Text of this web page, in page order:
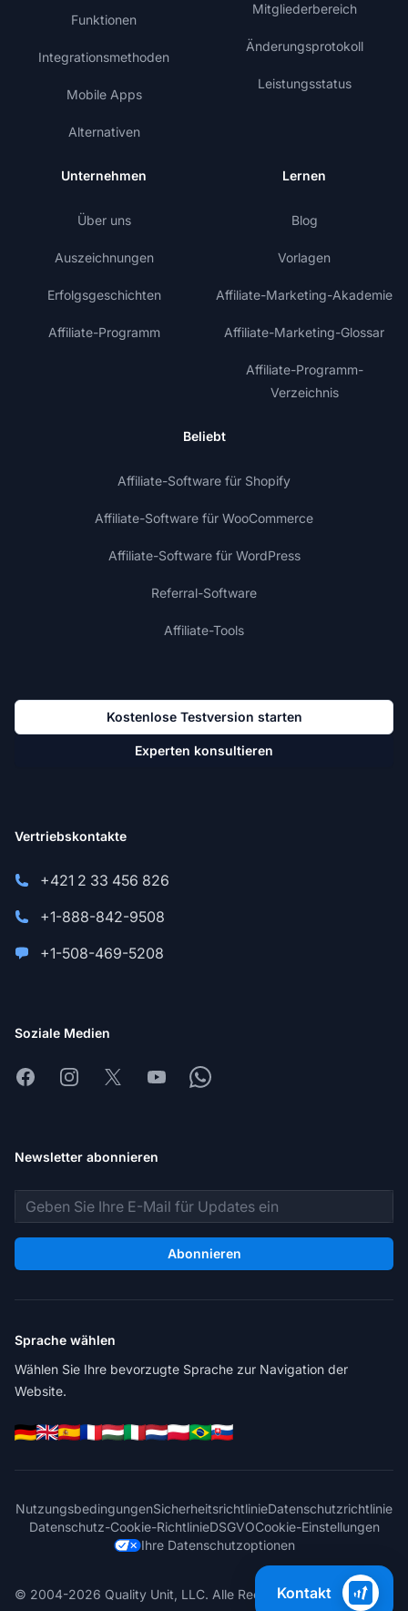
Funktionen
Integrationsmethoden
Mobile Apps
Alternativen
Mitgliederbereich
Änderungsprotokoll
Leistungsstatus
Unternehmen
Über uns
Auszeichnungen
Erfolgsgeschichten
Affiliate-Programm
Lernen
Blog
Vorlagen
Affiliate-Marketing-Akademie
Affiliate-Marketing-Glossar
Affiliate-Programm-
Verzeichnis
Beliebt
Affiliate-Software für Shopify
Affiliate-Software für WooCommerce
Affiliate-Software für WordPress
Referral-Software
Affiliate-Tools
Kostenlose Testversion starten
Experten konsultieren
Vertriebskontakte
+421 2 33 456 826
+1-888-842-9508
+1-508-469-5208
Soziale Medien
FacebookInstagram
X YoutubeWhatsapp
Newsletter abonnieren
E-Mail-Adresse
Abonnieren
Sprache wählen
Wählen Sie Ihre bevorzugte Sprache zur Navigation der
Website.
NutzungsbedingungenSicherheitsrichtlinieDatenschutzrichtlinie
Datenschutz-Cookie-RichtlinieDSGVOCookie-Einstellungen
Ihre Datenschutzoptionen
© 2004-2026 Quality Unit, LLC. Alle Rechte vorbehalten.
Kontakt